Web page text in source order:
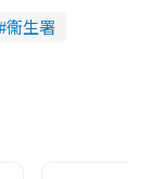
衞生署